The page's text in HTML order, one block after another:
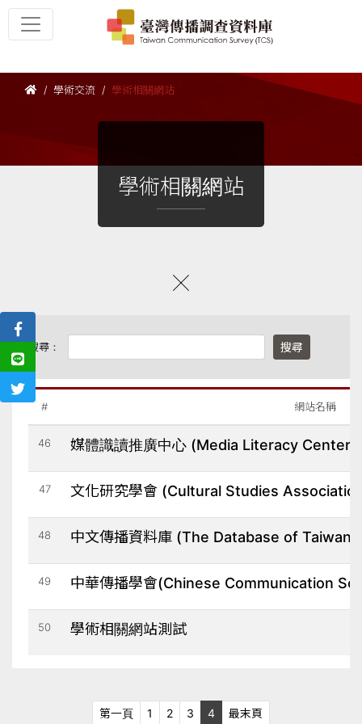
學術交流 學術相關網站
學術相關網站
搜尋： 搜尋
# 網站名稱
46 媒體識讀推廣中心 (Media Literacy Center)
47 文化研究學會 (Cultural Studies
48 中文傳播資料庫 (The Database of Taiwan
49 中華傳播學會(Chinese Communication
50 學術相關網站測試
第一頁第一頁
1 2 3 4 最末頁